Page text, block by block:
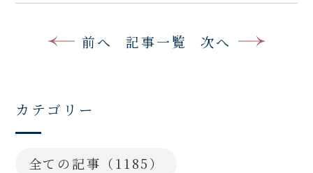
前へ 記事一覧 次へ
カテゴリー
全ての記事（1185）